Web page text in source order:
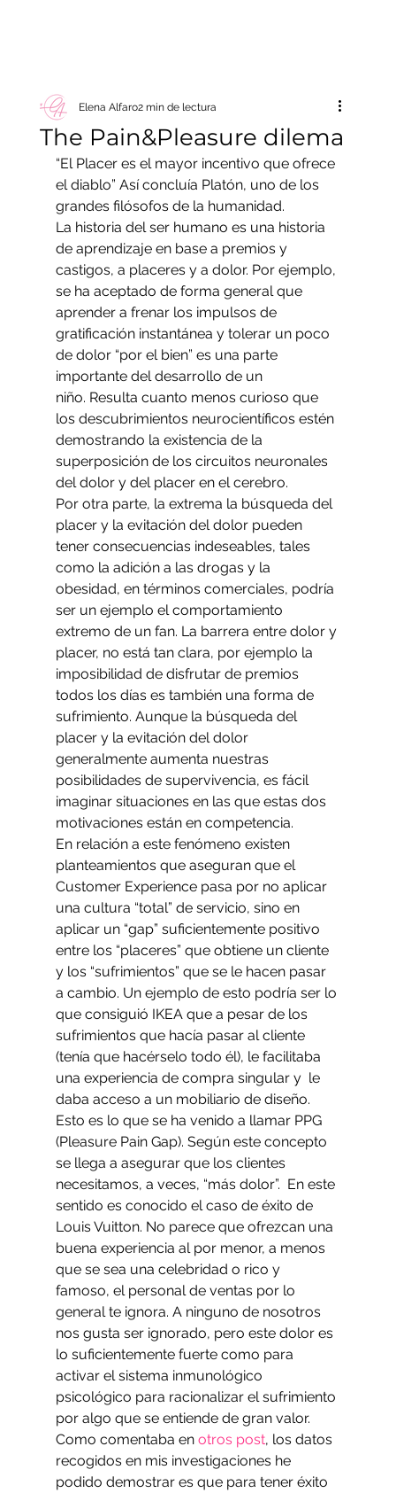
The Pain&Pleasure dilema
Elena Alfaro2 min de lectura
“El Placer es el mayor incentivo que ofrece
el diablo” Así concluía Platón, uno de los
grandes filósofos de la humanidad.
La historia del ser humano es una historia
de aprendizaje en base a premios y
castigos, a placeres y a dolor. Por ejemplo,
se ha aceptado de forma general que
aprender a frenar los impulsos de
gratificación instantánea y tolerar un poco
de dolor “por el bien” es una parte
importante del desarrollo de un
niño. Resulta cuanto menos curioso que
los descubrimientos neurocientíficos estén
demostrando la existencia de la
superposición de los circuitos neuronales
del dolor y del placer en el cerebro.
Por otra parte, la extrema la búsqueda del
placer y la evitación del dolor pueden
tener consecuencias indeseables, tales
como la adición a las drogas y la
obesidad, en términos comerciales, podría
ser un ejemplo el comportamiento
extremo de un fan. La barrera entre dolor y
placer, no está tan clara, por ejemplo la
imposibilidad de disfrutar de premios
todos los días es también una forma de
sufrimiento. Aunque la búsqueda del
placer y la evitación del dolor
generalmente aumenta nuestras
posibilidades de supervivencia, es fácil
imaginar situaciones en las que estas dos
motivaciones están en competencia.
En relación a este fenómeno existen
planteamientos que aseguran que el
Customer Experience pasa por no aplicar
una cultura “total” de servicio, sino en
aplicar un “gap” suficientemente positivo
entre los “placeres” que obtiene un cliente
y los “sufrimientos” que se le hacen pasar
a cambio. Un ejemplo de esto podría ser lo
que consiguió IKEA que a pesar de los
sufrimientos que hacía pasar al cliente
(tenía que hacérselo todo él), le facilitaba
una experiencia de compra singular y  le
daba acceso a un mobiliario de diseño.
Esto es lo que se ha venido a llamar PPG
(Pleasure Pain Gap). Según este concepto
se llega a asegurar que los clientes
necesitamos, a veces, “más dolor”.  En este
sentido es conocido el caso de éxito de
Louis Vuitton. No parece que ofrezcan una
buena experiencia al por menor, a menos
que se sea una celebridad o rico y
famoso, el personal de ventas por lo
general te ignora. A ninguno de nosotros
nos gusta ser ignorado, pero este dolor es
lo suficientemente fuerte como para
activar el sistema inmunológico
psicológico para racionalizar el sufrimiento
por algo que se entiende de gran valor.
Como comentaba en otros post, los datos
recogidos en mis investigaciones he
podido demostrar es que para tener éxito